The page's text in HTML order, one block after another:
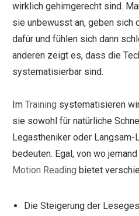
wirklich gehirngerecht sind.
sie unbewusst an, geben sich
dafür und fühlen sich dann
anderen zeigt es, dass die
systematisierbar sind.
Im Training systematisieren
sie sowohl für natürliche
Legastheniker oder
bedeuten. Egal, von wo
Motion Reading bietet
Die Steigerung der